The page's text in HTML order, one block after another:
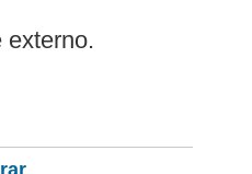
externo.